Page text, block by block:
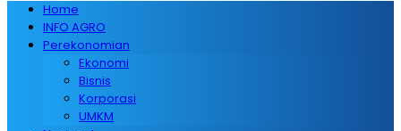
Home
INFO AGRO
Perekonomian
Ekonomi
Bisnis
Korporasi
UMKM